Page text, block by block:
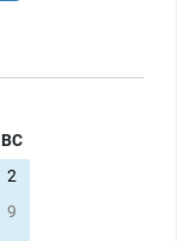
ВС
2
9